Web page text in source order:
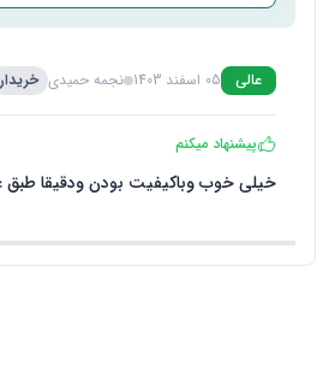
عالی 05 اسفند 1403 نجمه حمیدی خریدار
پیشنهاد میکنم
خیلی خوب وباکیفیت بودن ودقیقا